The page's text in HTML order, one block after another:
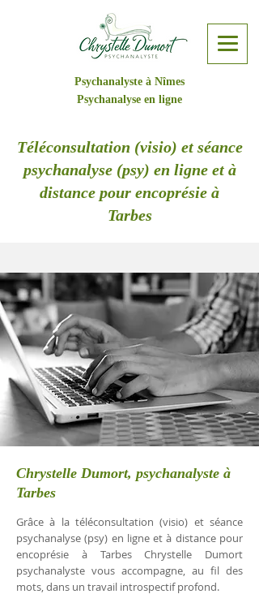
Psychanalyste à Nîmes
Psychanalyse en ligne
Téléconsultation (visio) et séance
psychanalyse (psy) en ligne et à
distance pour encoprésie à
Tarbes
Chrystelle Dumort, psychanalyste à
Tarbes
Grâce à la téléconsultation (visio) et séance
psychanalyse (psy) en ligne et à distance pour
encoprésie à Tarbes Chrystelle Dumort
psychanalyste vous accompagne, au fil des
mots, dans un travail introspectif profond.